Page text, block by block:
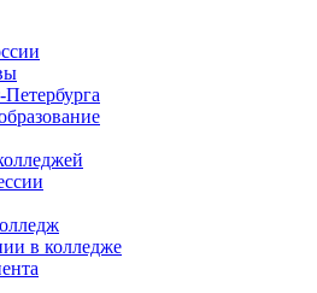
в колледже